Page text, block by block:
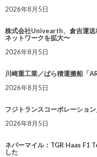
2026年8月5日
株式会社Univearth、倉吉運送
ネットワークを拡大〜
2026年8月5日
川崎重工業／ばら積運搬船「
2026年8月5日
フジトランスコーポレーショ
2026年8月5日
ネバーマイル：TGR Haas F1
した